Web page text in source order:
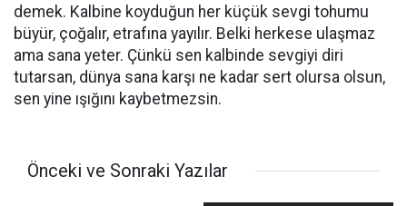
demek. Kalbine koyduğun her küçük sevgi tohumu
büyür, çoğalır, etrafına yayılır. Belki herkese ulaşmaz
ama sana yeter. Çünkü sen kalbinde sevgiyi diri
tutarsan, dünya sana karşı ne kadar sert olursa olsun,
sen yine ışığını kaybetmezsin.
Önceki ve Sonraki Yazılar